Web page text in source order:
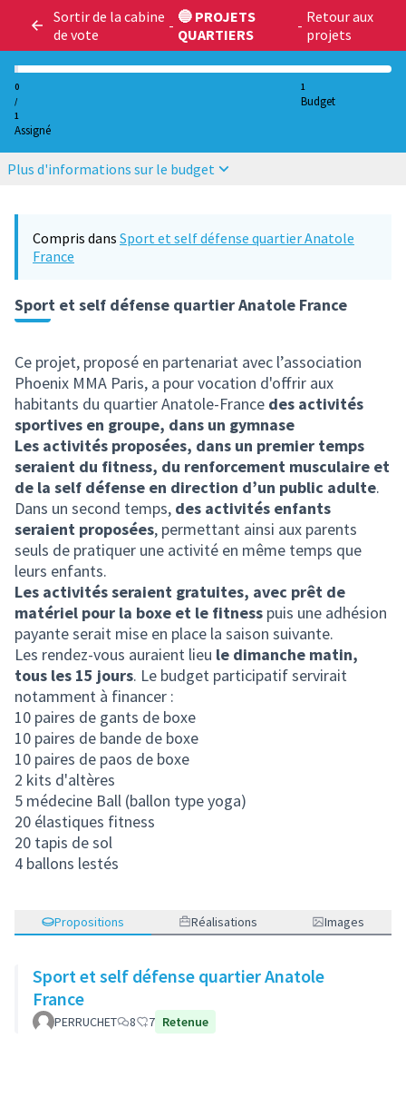
Sortir de la cabine
de vote
- 🔵 PROJETS
QUARTIERS
- Retour aux
projets
0
/
1
Assigné
1
Budget
Plus d'informations sur le budget
Compris dans Sport et self défense quartier Anatole
France
Sport et self défense quartier Anatole France
Ce projet, proposé en partenariat avec l’association
Phoenix MMA Paris, a pour vocation d'offrir aux
habitants du quartier Anatole-France des activités
sportives en groupe, dans un gymnase
Les activités proposées, dans un premier temps
seraient du fitness, du renforcement musculaire et
de la self défense en direction d’un public adulte.
Dans un second temps, des activités enfants
seraient proposées, permettant ainsi aux parents
seuls de pratiquer une activité en même temps que
leurs enfants.
Les activités seraient gratuites, avec prêt de
matériel pour la boxe et le fitness puis une adhésion
payante serait mise en place la saison suivante.
Les rendez-vous auraient lieu le dimanche matin,
tous les 15 jours. Le budget participatif servirait
notamment à financer :
10 paires de gants de boxe
10 paires de bande de boxe
10 paires de paos de boxe
2 kits d'altères
5 médecine Ball (ballon type yoga)
20 élastiques fitness
20 tapis de sol
4 ballons lestés
Propositions Réalisations Images
Sport et self défense quartier Anatole
France
PERRUCHET 8 7 Retenue